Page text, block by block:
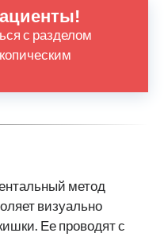
с разделом
метод
визуально
Ее проводят с